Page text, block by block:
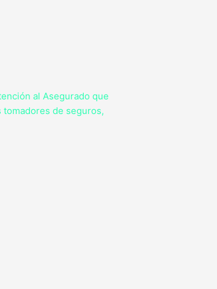
al Asegurado que
de seguros,